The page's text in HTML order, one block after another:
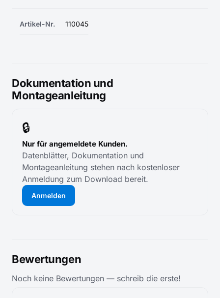
Artikel-Nr. 110045
Dokumentation und
Montageanleitung
🔒
Nur für angemeldete Kunden.
Datenblätter, Dokumentation und
Montageanleitung stehen nach kostenloser
Anmeldung zum Download bereit.
Anmelden
Bewertungen
Noch keine Bewertungen — schreib die erste!